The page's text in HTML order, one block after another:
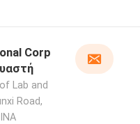
Corp
Lab and
Road,